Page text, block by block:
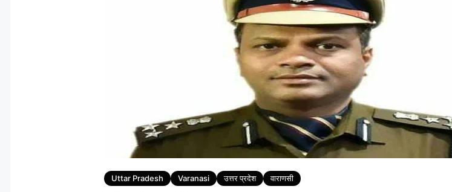
Tags
Uttar Pradesh Varanasi उत्तर प्रदेश वाराणसी